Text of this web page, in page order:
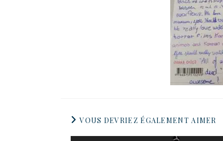
VOUS DEVRIEZ ÉGALEMENT AIMER